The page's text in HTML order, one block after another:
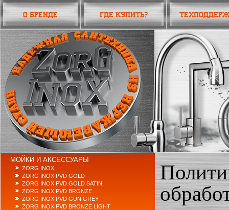
О бренде Где купить?
МОЙКИ И АКСЕССУАРЫ
ZORG INOX
ZORG INOX PVD GOLD
ZORG INOX PVD GOLD SATIN
ZORG INOX PVD BRONZE
ZORG INOX PVD GUN GREY
ZORG INOX PVD BRONZE LIGHT